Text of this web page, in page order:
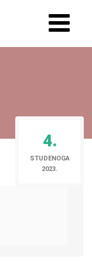
4.
STUDENOGA
2023.